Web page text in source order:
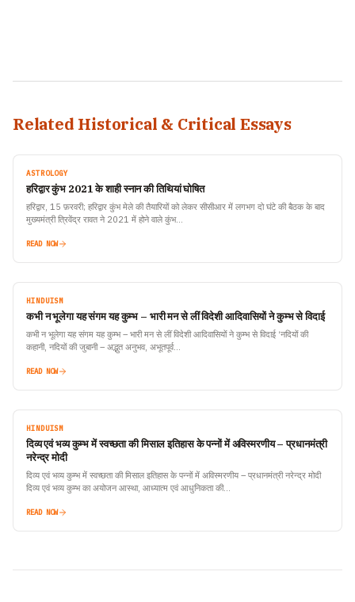
Related Historical & Critical Essays
ASTROLOGY
हरिद्वार कुंभ 2021 के शाही स्नान की तिथियां घोषित
हरिद्वार, 15 फ़रवरी; हरिद्वार कुंभ मेले की तैयारियों को लेकर सीसीआर में लगभग दो घंटे की बैठक के बाद
मुख्यमंत्री त्रिवेंद्र रावत ने 2021 में होने वाले कुंभ…
READ NOW
HINDUISM
कभी न भूलेगा यह संगम यह कुम्भ – भारी मन से लीं विदेशी आदिवासियों ने कुम्भ से विदाई
कभी न भूलेगा यह संगम यह कुम्भ – भारी मन से लीं विदेशी आदिवासियों ने कुम्भ से विदाई ‘नदियों की
कहानी, नदियों की जुबानी – अद्भुत अनुभव, अभूतपूर्व…
READ NOW
HINDUISM
दिव्य एवं भव्य कुम्भ में स्वच्छता की मिसाल इतिहास के पन्नों में अविस्मरणीय – प्रधानमंत्री
नरेन्द्र मोदी
दिव्य एवं भव्य कुम्भ में स्वच्छता की मिसाल इतिहास के पन्नों में अविस्मरणीय – प्रधानमंत्री नरेन्द्र मोदी
दिव्य एवं भव्य कुम्भ का अयोजन आस्था, आध्यात्म एवं आधुनिकता की…
READ NOW